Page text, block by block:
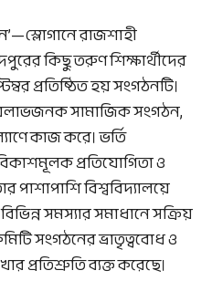
রাজশাহী
কিছু তরুণ শিক্ষার্থীদের
প্রতিষ্ঠিত হয় সংগঠনটি।
সামাজিক সংগঠন,
কাজ করে। ভর্তি
প্রতিযোগিতা ও
পাশাপাশি বিশ্ববিদ্যালয়ে
সমস্যার সমাধানে সক্রিয়
সংগঠনের ভ্রাতৃত্ববোধ ও
প্রতিশ্রুতি ব্যক্ত করেছে।